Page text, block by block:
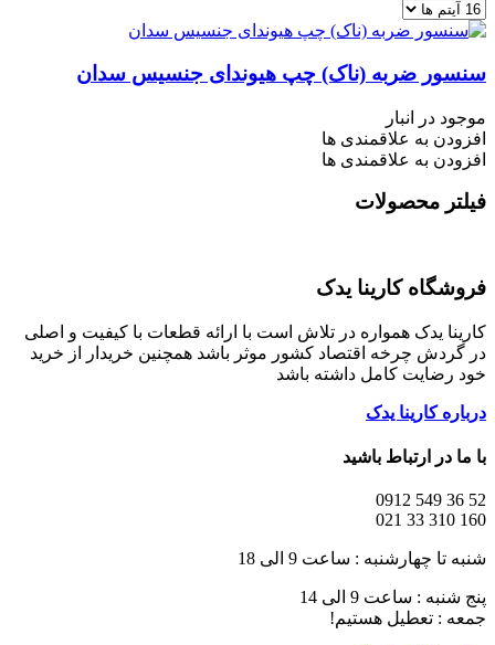
سنسور ضربه (ناک) چپ هیوندای جنسیس سدان
موجود در انبار
افزودن به علاقمندی ها
افزودن به علاقمندی ها
فیلتر محصولات
فروشگاه کارینا یدک
کارینا یدک همواره در تلاش است با ارائه قطعات با کیفیت و اصلی
در گردش چرخه اقتصاد کشور موثر باشد همچنین خریدار از خرید
خود رضایت کامل داشته باشد
درباره کارینا یدک
با ما در ارتباط باشید
52 36 549 0912
160 310 33 021
شنبه تا چهارشنبه : ساعت 9 الی 18
پنج شنبه : ساعت 9 الی 14
جمعه : تعطیل هستیم!